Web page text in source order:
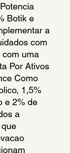
Botik e
a
com
com uma
Por Ativos
Como
1,5%
e 2% de
a